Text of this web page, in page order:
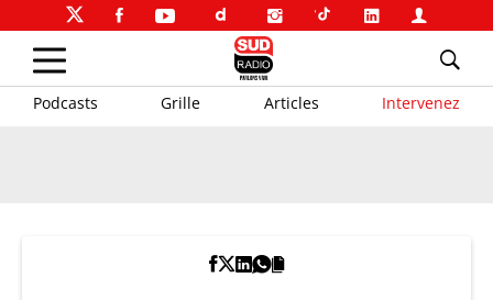
Podcasts Grille Articles Intervenez